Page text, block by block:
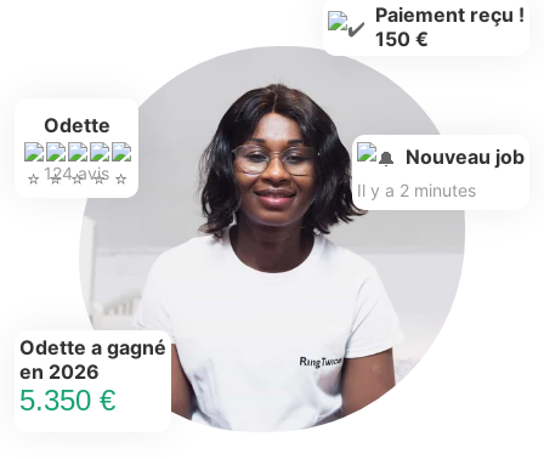
Odette
124 avis
Odette a gagné
en 2026
5.350 €
Paiement reçu !
150 €
Nouveau job
Il y a 2 minutes